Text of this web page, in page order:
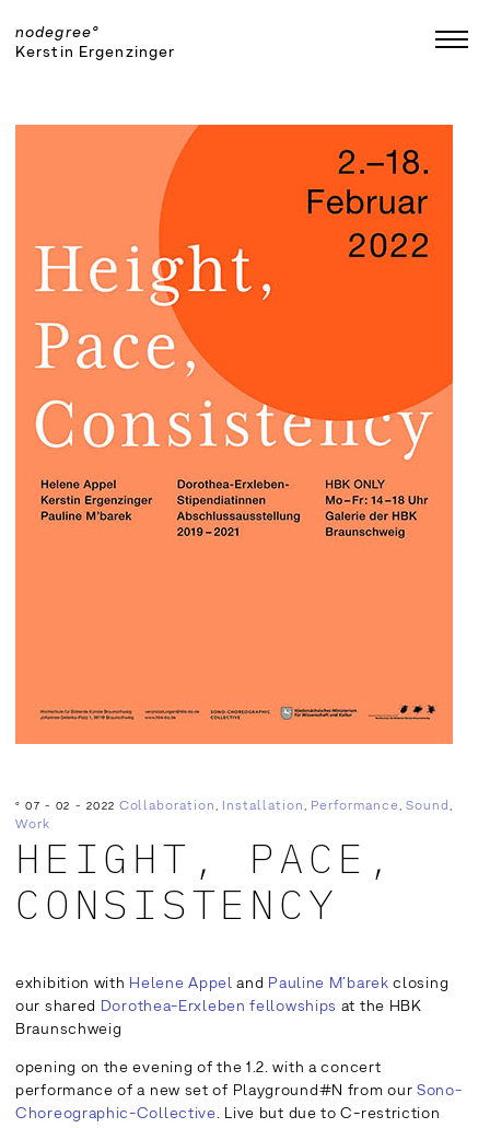
content
nodegree°
Kerstin Ergenzinger
°07 - 02 - 2022 Collaboration, Installation, Performance,Sound,
Work
HEIGHT, PACE,
CONSISTENCY
exhibition with Helene Appel and Pauline M’barek closing
our shared Dorothea-Erxleben fellowships at the HBK
Braunschweig
opening on the evening of the 1.2. with a concert
performance of a new set of Playground#N from ourSono-
Choreographic-Collective. Live but due to C-restriction